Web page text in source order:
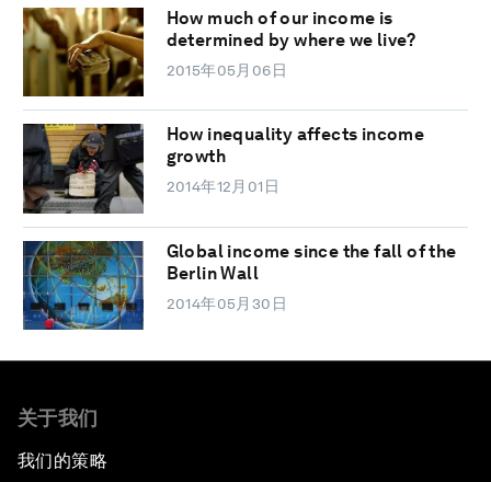
How much of our income is
determined by where we live?
2015年05月06日
How inequality affects income
growth
2014年12月01日
Global income since the fall of the
Berlin Wall
2014年05月30日
关于我们
我们的策略